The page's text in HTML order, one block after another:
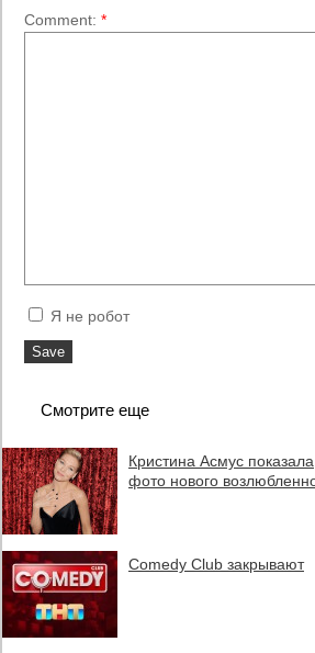
Comment: *
Я не робот
Смотрите еще
Кристина Асмус показала
фото нового
Comedy Club закрывают